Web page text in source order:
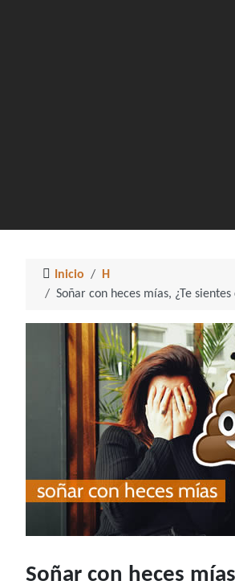
Inicio
H
Soñar con heces mías, ¿Te sientes
Soñar con heces